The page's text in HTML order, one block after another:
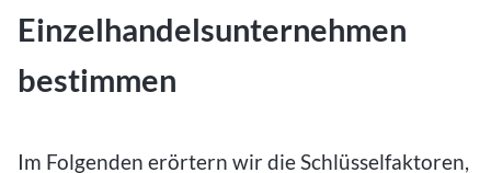
Einzelhandelsunternehmen
bestimmen
Im Folgenden erörtern wir die Schlüsselfaktoren,